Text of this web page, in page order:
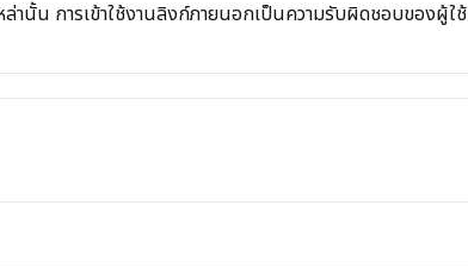
ล่านั้น การเข้าใช้งานลิงก์ภายนอกเป็นความรับผิดชอบของผู้ใช้